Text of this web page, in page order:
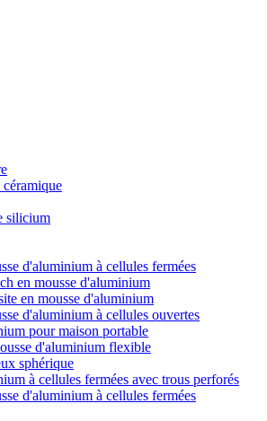
silicium
d'aluminium à cellules fermées
en mousse d'aluminium
en mousse d'aluminium
d'aluminium à cellules ouvertes
pour maison portable
d'aluminium flexible
sphérique
à cellules fermées avec trous perforés
d'aluminium à cellules fermées